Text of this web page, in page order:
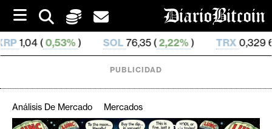
i
p
t
o
SOL76,35 ( 2,22%) TRX 0,329 69 ( 0,73%)
PUBLICIDAD
Análisis De Mercado Mercados